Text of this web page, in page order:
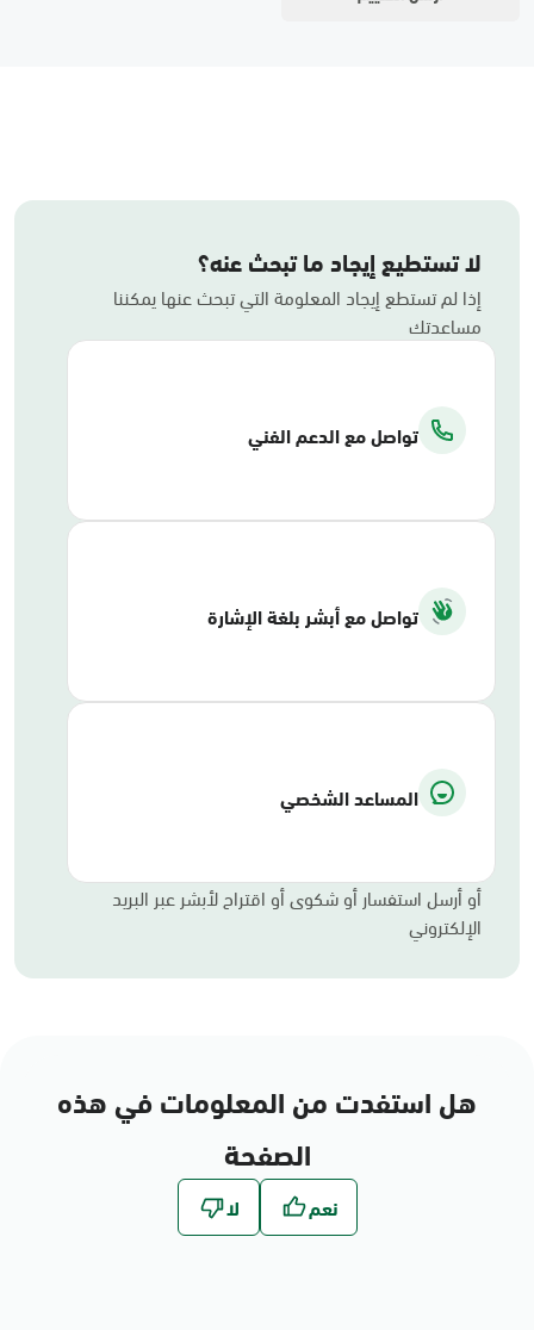
لا تستطيع إيجاد ما تبحث عنه؟
إذا لم تستطع إيجاد المعلومة التي تبحث عنها يمكننا
مساعدتك
تواصل مع الدعم الفني
تواصل مع أبشر بلغة الإشارة
المساعد الشخصي
أو أرسل استفسار أو شكوى أو اقتراح لأبشر عبر البريد
الإلكتروني
هل استفدت من المعلومات في هذه
الصفحة